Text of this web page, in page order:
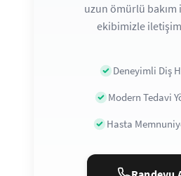
uzun ömürlü bakım
ekibimizle
Deneyimli Diş
Modern Tedavi
Hasta